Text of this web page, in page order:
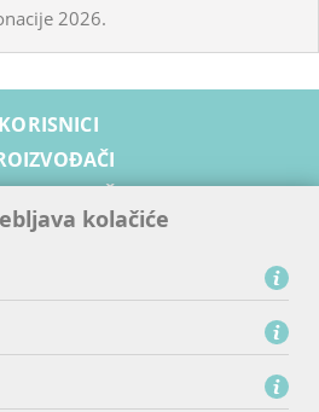
2026.
KORISNICI
MREŽI
I ODRŽIVI RAZVOJ
kolačiće